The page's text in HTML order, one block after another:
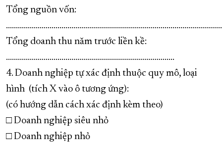
Tổng nguồn vốn:
Tổng doanh thu năm trước liền kề:
.....................................................................................
4. Doanh nghiệp tự xác định thuộc quy mô, loại
hình (tích X vào ô tương ứng):
(có hướng dẫn cách xác định kèm theo)
□ Doanh nghiệp siêu nhỏ
□ Doanh nghiệp nhỏ